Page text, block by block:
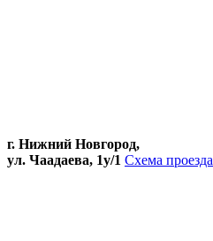
г. Нижний Новгород,
ул. Чаадаева, 1у/1 Схема проезда